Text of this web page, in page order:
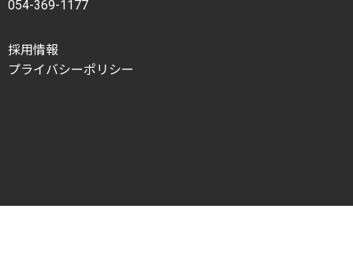
054-369-1177
採用情報
プライバシーポリシー